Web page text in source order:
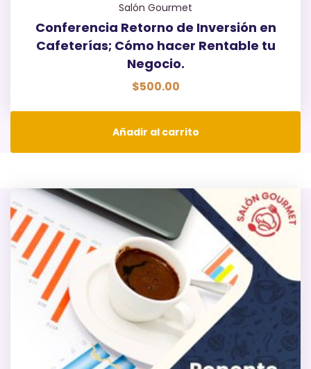
Salón Gourmet
Conferencia Retorno de Inversión en
Cafeterías; Cómo hacer Rentable tu
Negocio.
$500.00
Añadir al carrito